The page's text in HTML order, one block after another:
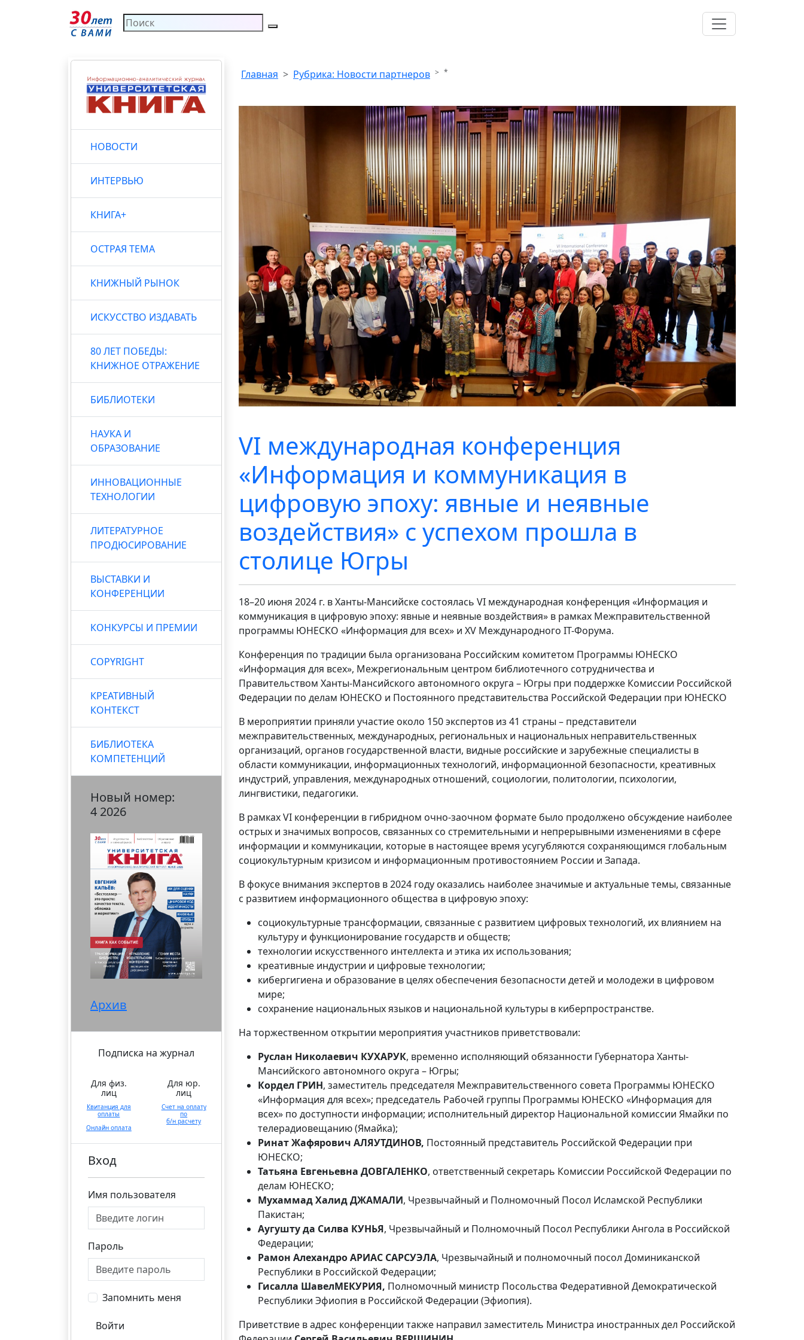
НОВОСТИ
ИНТЕРВЬЮ
КНИГА+
ОСТРАЯ ТЕМА
КНИЖНЫЙ РЫНОК
ИСКУССТВО ИЗДАВАТЬ
80 ЛЕТ ПОБЕДЫ:
КНИЖНОЕ ОТРАЖЕНИЕ
БИБЛИОТЕКИ
НАУКА И
ОБРАЗОВАНИЕ
ИННОВАЦИОННЫЕ
ТЕХНОЛОГИИ
ЛИТЕРАТУРНОЕ
ПРОДЮСИРОВАНИЕ
ВЫСТАВКИ И
КОНФЕРЕНЦИИ
КОНКУРСЫ И ПРЕМИИ
COPYRIGHT
КРЕАТИВНЫЙ
КОНТЕКСТ
БИБЛИОТЕКА
КОМПЕТЕНЦИЙ
Новый номер:
4 2026
Архив
Подписка на журнал
Для физ.
лиц
Квитанция для
оплаты
Онлайн оплата
Для юр.
лиц
Счет на оплату
по
б/н расчету
Вход
Имя пользователя
Пароль
Запомнить меня
Войти
Главная Рубрика: Новости партнеров *
VI международная конференция
«Информация и коммуникация в
цифровую эпоху: явные и неявные
воздействия» с успехом прошла в
столице Югры
18–20 июня 2024 г. в Ханты-Мансийске состоялась VI международная конференция «Информация и
коммуникация в цифровую эпоху: явные и неявные воздействия» в рамках Межправительственной
программы ЮНЕСКО «Информация для всех» и XV Международного IT-Форума.
Конференция по традиции была организована Российским комитетом Программы ЮНЕСКО
«Информация для всех», Межрегиональным центром библиотечного сотрудничества и
Правительством Ханты-Мансийского автономного округа – Югры при поддержке Комиссии Российской
Федерации по делам ЮНЕСКО и Постоянного представительства Российской Федерации при ЮНЕСКО
В мероприятии приняли участие около 150 экспертов из 41 страны – представители
межправительственных, международных, региональных и национальных неправительственных
организаций, органов государственной власти, видные российские и зарубежные специалисты в
области коммуникации, информационных технологий, информационной безопасности, креативных
индустрий, управления, международных отношений, социологии, политологии, психологии,
лингвистики, педагогики.
В рамках VI конференции в гибридном очно-заочном формате было продолжено обсуждение наиболее
острых и значимых вопросов, связанных со стремительными и непрерывными изменениями в сфере
информации и коммуникации, которые в настоящее время усугубляются сохраняющимся глобальным
социокультурным кризисом и информационным противостоянием России и Запада.
В фокусе внимания экспертов в 2024 году оказались наиболее значимые и актуальные темы, связанные
с развитием информационного общества в цифровую эпоху:
социокультурные трансформации, связанные с развитием цифровых технологий, их влиянием на
культуру и функционирование государств и обществ;
технологии искусственного интеллекта и этика их использования;
креативные индустрии и цифровые технологии;
кибергигиена и образование в целях обеспечения безопасности детей и молодежи в цифровом
мире;
сохранение национальных языков и национальной культуры в киберпространстве.
На торжественном открытии мероприятия участников приветствовали:
Руслан Николаевич КУХАРУК, временно исполняющий обязанности Губернатора Ханты-
Мансийского автономного округа – Югры;
Кордел ГРИН, заместитель председателя Межправительственного совета Программы ЮНЕСКО
«Информация для всех»; председатель Рабочей группы Программы ЮНЕСКО «Информация для
всех» по доступности информации; исполнительный директор Национальной комиссии Ямайки по
телерадиовещанию (Ямайка);
Ринат Жафярович АЛЯУТДИНОВ, Постоянный представитель Российской Федерации при
ЮНЕСКО;
Татьяна Евгеньевна ДОВГАЛЕНКО, ответственный секретарь Комиссии Российской Федерации по
делам ЮНЕСКО;
Мухаммад Халид ДЖАМАЛИ, Чрезвычайный и Полномочный Посол Исламской Республики
Пакистан;
Аугушту да Силва КУНЬЯ, Чрезвычайный и Полномочный Посол Республики Ангола в Российской
Федерации;
Рамон Алехандро АРИАС САРСУЭЛА, Чрезвычайный и полномочный посол Доминиканской
Республики в Российской Федерации;
Гисалла ШавелМЕКУРИЯ, Полномочный министр Посольства Федеративной Демократической
Республики Эфиопия в Российской Федерации (Эфиопия).
Приветствие в адрес конференции также направил заместитель Министра иностранных дел Российской